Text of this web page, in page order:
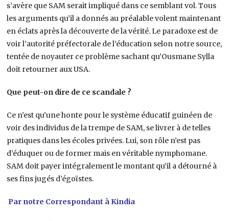
s’avère que SAM serait impliqué dans ce semblant vol. Tous
les arguments qu’il a donnés au préalable volent maintenant
en éclats après la découverte de la vérité. Le paradoxe est de
voir l’autorité préfectorale de l’éducation selon notre source,
tentée de noyauter ce problème sachant qu’Ousmane Sylla
doit retourner aux USA.
Que peut-on dire de ce scandale ?
Ce n’est qu’une honte pour le système éducatif guinéen de
voir des individus de la trempe de SAM, se livrer à de telles
pratiques dans les écoles privées. Lui, son rôle n’est pas
d’éduquer ou de former mais en véritable nymphomane.
SAM doit payer intégralement le montant qu’il a détourné à
ses fins jugés d’égoïstes.
Par notre Correspondant à Kindia